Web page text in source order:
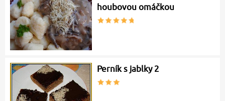
houbovou omáčkou
Perník s jablky 2